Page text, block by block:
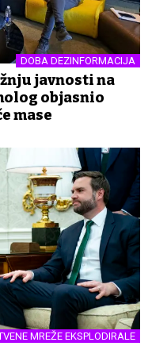
DOBA DEZINFORMACIJA
javnosti na
objasnio
mase
MREŽE EKSPLODIRALE